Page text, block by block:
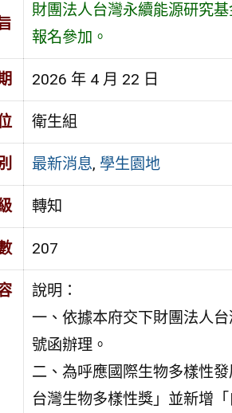
財團法人台灣永續能源研究
報名參加。
2026 年 4 月 22 日
衛生組
最新消息, 學生園地
轉知
207
說明：
一、依據本府交下財團法人
號函辦理。
二、為呼應國際生物多樣性
台灣生物多樣性獎」並新增